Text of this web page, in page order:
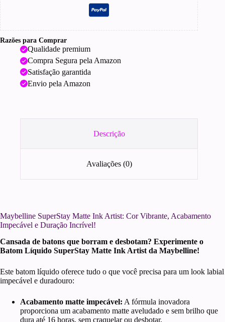
Razões para Comprar
Qualidade premium
Compra Segura pela Amazon
Satisfação garantida
Envio pela Amazon
Descrição
Avaliações (0)
Maybelline SuperStay Matte Ink Artist: Cor Vibrante, Acabamento
Impecável e Duração Incrível!
Cansada de batons que borram e desbotam? Experimente o
Batom Líquido SuperStay Matte Ink Artist da Maybelline!
Este batom líquido oferece tudo o que você precisa para um look labial
impecável e duradouro:
Acabamento matte impecável: A fórmula inovadora
proporciona um acabamento matte aveludado e sem brilho que
dura até 16 horas, sem craquelar ou desbotar.